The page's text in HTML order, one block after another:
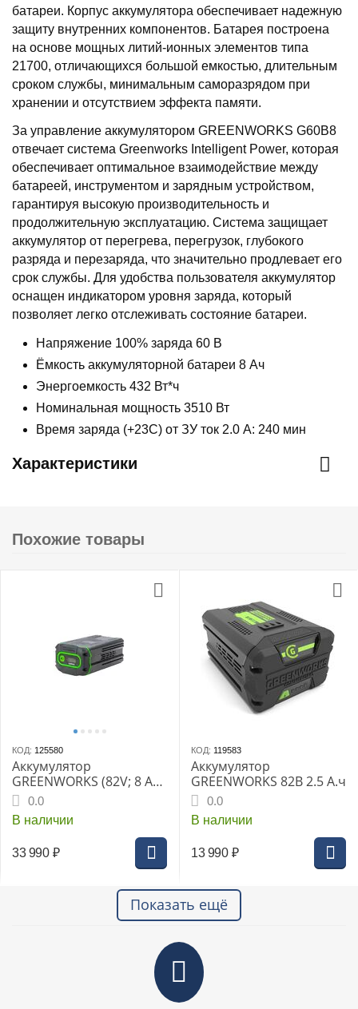
батареи. Корпус аккумулятора обеспечивает надежную
защиту внутренних компонентов. Батарея построена
на основе мощных литий-ионных элементов типа
21700, отличающихся большой емкостью, длительным
сроком службы, минимальным саморазрядом при
хранении и отсутствием эффекта памяти.
За управление аккумулятором GREENWORKS G60B8
отвечает система Greenworks Intelligent Power, которая
обеспечивает оптимальное взаимодействие между
батареей, инструментом и зарядным устройством,
гарантируя высокую производительность и
продолжительную эксплуатацию. Система защищает
аккумулятор от перегрева, перегрузок, глубокого
разряда и перезаряда, что значительно продлевает его
срок службы. Для удобства пользователя аккумулятор
оснащен индикатором уровня заряда, который
позволяет легко отслеживать состояние батареи.
Напряжение 100% заряда 60 В
Ёмкость аккумуляторной батареи 8 Ач
Энергоемкость 432 Вт*ч
Номинальная мощность 3510 Вт
Время заряда (+23С) от ЗУ ток 2.0 А: 240 мин
Характеристики
Похожие товары
КОД: 125580
Аккумулятор
GREENWORKS (82V; 8 Ач)
2951407
0.0
В наличии
33 990 ₽
КОД: 119583
Аккумулятор
GREENWORKS 82В 2.5 А.ч
0.0
В наличии
13 990 ₽
Показать ещё